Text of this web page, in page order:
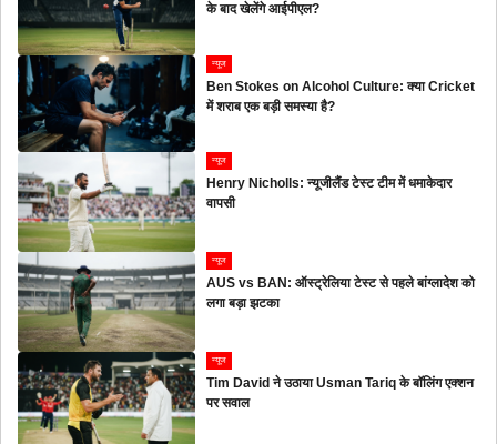
के बाद खेलेंगे आईपीएल?
न्यूज
Ben Stokes on Alcohol Culture: क्या Cricket
में शराब एक बड़ी समस्या है?
न्यूज
Henry Nicholls: न्यूजीलैंड टेस्ट टीम में धमाकेदार
वापसी
न्यूज
AUS vs BAN: ऑस्ट्रेलिया टेस्ट से पहले बांग्लादेश को
लगा बड़ा झटका
न्यूज
Tim David ने उठाया Usman Tariq के बॉलिंग एक्शन
पर सवाल